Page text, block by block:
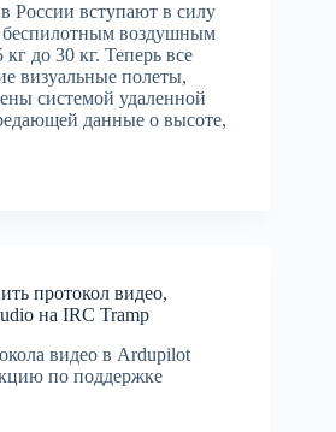
России вступают в силу
беспилотным воздушным
до 30 кг. Теперь все
визуальные полеты,
системой удаленной
данные о высоте,
протокол видео,
на IRC Tramp
видео в Ardupilot
по поддержке